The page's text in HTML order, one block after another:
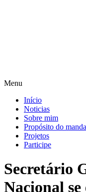
Menu
Início
Noticias
Sobre mim
Propósito do
Projetos
Participe
Secretário
Nacional